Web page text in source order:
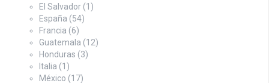
El Salvador (1)
España (54)
Francia (6)
Guatemala (12)
Honduras (3)
Italia (1)
México (17)